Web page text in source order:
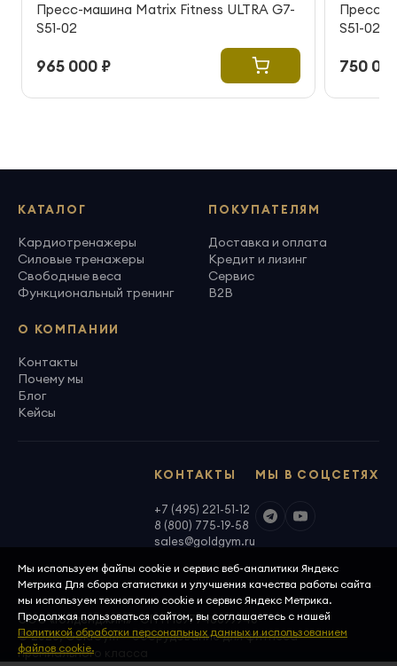
Пресс-машина Matrix Fitness ULTRA G7-
S51-02
965 000 ₽
Пресс-
S51-02
750
КАТАЛОГ
Кардиотренажеры
Силовые тренажеры
Свободные веса
Функциональный тренинг
ПОКУПАТЕЛЯМ
Доставка и оплата
Кредит и лизинг
Сервис
B2B
О КОМПАНИИ
Контакты
Почему мы
Блог
Кейсы
МЫ В СОЦСЕТЯХ
КОНТАКТЫ
+7 (495) 221-51-12
8 (800) 775-19-58
sales@goldgym.ru
ООО «Голденджим» · ОГРН 1097746699940
© 2026, GoldGym — оборудование для фитнеса
премиального класса
Мы используем файлы cookie и сервис веб-аналитики Яндекс
Метрика Для сбора статистики и улучшения качества работы сайта
мы используем технологию cookie и сервис Яндекс Метрика.
Продолжая пользоваться сайтом, вы соглашаетесь с нашей
Политикой обработки персональных данных и использованием
файлов cookie.